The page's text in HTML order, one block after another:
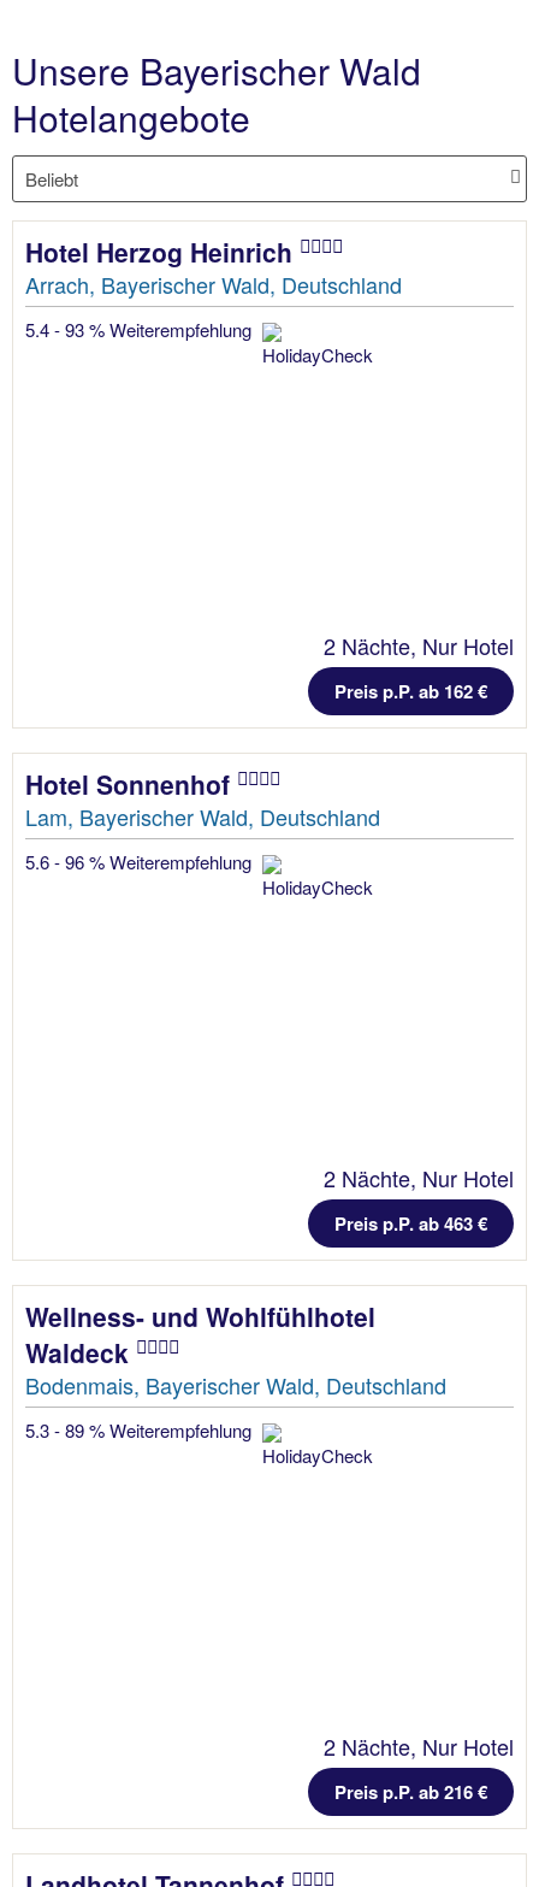
Unsere Bayerischer Wald
Hotelangebote
Hotel Herzog Heinrich
Arrach, Bayerischer Wald, Deutschland
5.4 - 93 % Weiterempfehlung
2 Nächte, Nur Hotel
Preis p.P. ab 162 €
Hotel Sonnenhof
Lam, Bayerischer Wald, Deutschland
5.6 - 96 % Weiterempfehlung
2 Nächte, Nur Hotel
Preis p.P. ab 463 €
Wellness- und Wohlfühlhotel
Waldeck
Bodenmais, Bayerischer Wald, Deutschland
5.3 - 89 % Weiterempfehlung
2 Nächte, Nur Hotel
Preis p.P. ab 216 €